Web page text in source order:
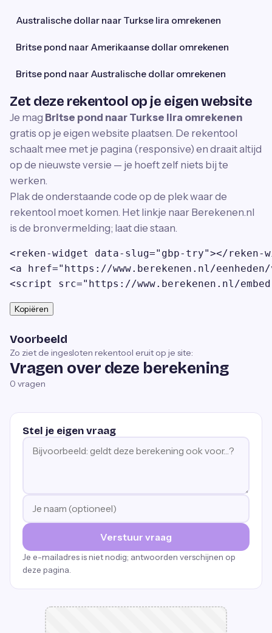
Australische dollar naar Turkse lira omrekenen
Britse pond naar Amerikaanse dollar omrekenen
Britse pond naar Australische dollar omrekenen
Zet deze rekentool op je eigen website
Je mag Britse pond naar Turkse lira omrekenen
gratis op je eigen website plaatsen. De rekentool
schaalt mee met je pagina (responsive) en draait altijd
op de nieuwste versie — je hoeft zelf niets bij te
werken.
Plak de onderstaande code op de plek waar de
rekentool moet komen. Het linkje naar Berekenen.nl
is de bronvermelding; laat die staan.
<reken-widget data-slug="gbp-try"></reken-
<a href="https://www.berekenen.nl/
<script src="https://www.berekenen.nl/
Kopiëren
Voorbeeld
Zo ziet de ingesloten rekentool eruit op je site:
Vragen over deze berekening
0 vragen
Stel je eigen vraag
Verstuur vraag
Je e-mailadres is niet nodig; antwoorden verschijnen op
deze pagina.